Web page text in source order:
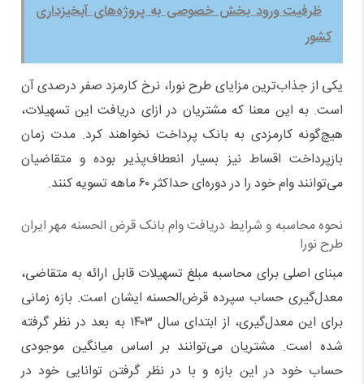
ظرفیت ورود بخش خصوصی به پروژه‌های آبخیزداری
کشور
یکی از جذاب‌ترین مزایای طرح نورا، نرخ کارمزد صفر درصدی آن
است. به این معنا که مشتریان در ازای دریافت این تسهیلات،
هیچ‌گونه کارمزدی به بانک پرداخت نخواهند کرد. مدت زمان
بازپرداخت اقساط نیز بسیار انعطاف‌پذیر بوده و متقاضیان
می‌توانند وام خود را در دوره‌ای حداکثر ۶۰ ماهه تسویه کنند.
نحوه محاسبه و شرایط دریافت وام بانک قرض الحسنه مهر ایران
طرح نورا
مبنای اصلی برای محاسبه مبلغ تسهیلات قابل ارائه به متقاضی،
معدل‌گیری حساب سپرده قرض‌الحسنه ایشان است. بازه زمانی
برای این معدل‌گیری، از ابتدای سال ۱۴۰۳ به بعد در نظر گرفته
شده است. مشتریان می‌توانند بر اساس میانگین موجودی
حساب خود در این بازه و با در نظر گرفتن توانایی خود در